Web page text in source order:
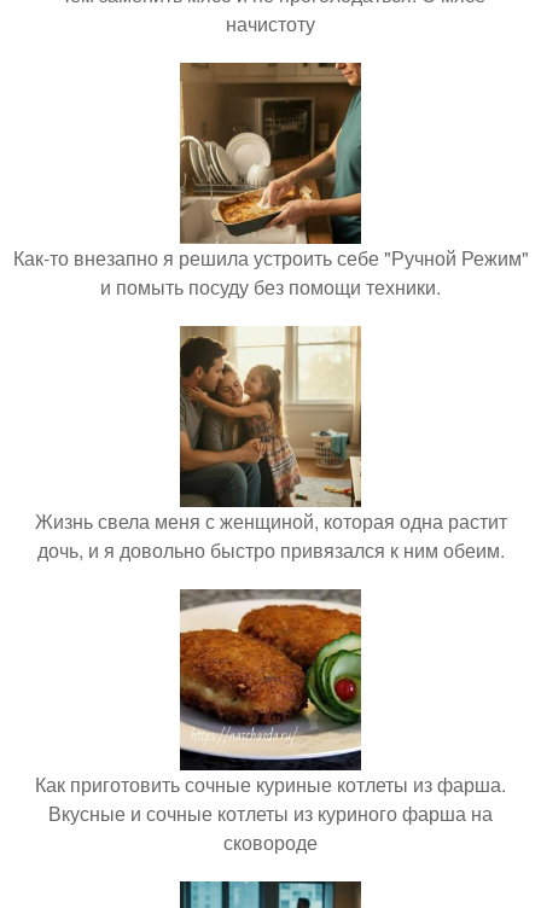
начистоту
Как-то внезапно я решила устроить себе "Ручной Режим"
и помыть посуду без помощи техники.
Жизнь свела меня с женщиной, которая одна растит
дочь, и я довольно быстро привязался к ним обеим.
Как приготовить сочные куриные котлеты из фарша.
Вкусные и сочные котлеты из куриного фарша на
сковороде